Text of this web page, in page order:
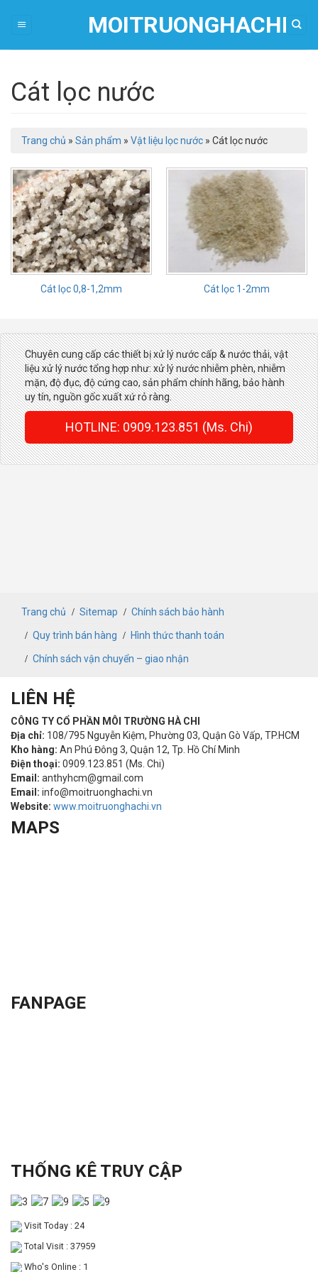
MOITRUONGHACHI
Cát lọc nước
Trang chủ » Sản phẩm » Vật liệu lọc nước » Cát lọc nước
Cát lọc 0,8-1,2mm Cát lọc 1-2mm
Chuyên cung cấp các thiết bị xử lý nước cấp & nước thải, vật
liệu xử lý nước tổng hợp như: xử lý nước nhiễm phèn, nhiễm
mặn, độ đục, độ cứng cao, sản phẩm chính hãng, bảo hành
uy tín, nguồn gốc xuất xứ rỏ ràng.
HOTLINE: 0909.123.851 (Ms. Chi)
Trang chủ Sitemap Chính sách bảo hành
Quy trình bán hàng Hình thức thanh toán
Chính sách vận chuyển – giao nhận
LIÊN HỆ
CÔNG TY CỔ PHẦN MÔI TRƯỜNG HÀ CHI
Địa chỉ: 108/795 Nguyễn Kiệm, Phường 03, Quận Gò Vấp, TP.HCM
Kho hàng: An Phú Đông 3, Quận 12, Tp. Hồ Chí Minh
Điện thoại: 0909.123.851 (Ms. Chi)
Email: anthyhcm@gmail.com
Email: info@moitruonghachi.vn
Website: www.moitruonghachi.vn
MAPS
FANPAGE
THỐNG KÊ TRUY CẬP
Visit Today : 24
Total Visit : 37959
Who's Online : 1